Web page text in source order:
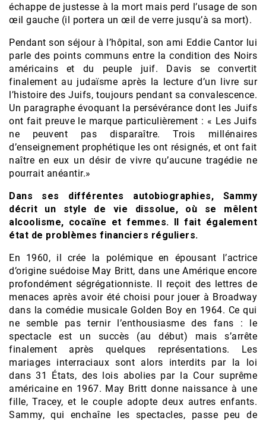
échappe de justesse à la mort mais perd l’usage de son
œil gauche (il portera un œil de verre jusqu’à sa mort).
Pendant son séjour à l’hôpital, son ami Eddie Cantor lui
parle des points communs entre la condition des Noirs
américains et du peuple juif. Davis se convertit
finalement au judaïsme après la lecture d’un livre sur
l’histoire des Juifs, toujours pendant sa convalescence.
Un paragraphe évoquant la persévérance dont les Juifs
ont fait preuve le marque particulièrement : « Les Juifs
ne peuvent pas disparaître. Trois millénaires
d’enseignement prophétique les ont résignés, et ont fait
naître en eux un désir de vivre qu’aucune tragédie ne
pourrait anéantir.»
Dans ses différentes autobiographies, Sammy
décrit un style de vie dissolue, où se mêlent
alcoolisme, cocaïne et femmes. Il fait également
état de problèmes financiers réguliers.
En 1960, il crée la polémique en épousant l’actrice
d’origine suédoise May Britt, dans une Amérique encore
profondément ségrégationniste. Il reçoit des lettres de
menaces après avoir été choisi pour jouer à Broadway
dans la comédie musicale Golden Boy en 1964. Ce qui
ne semble pas ternir l’enthousiasme des fans : le
spectacle est un succès (au début) mais s’arrête
finalement après quelques représentations. Les
mariages interraciaux sont alors interdits par la loi
dans 31 États, des lois abolies par la Cour suprême
américaine en 1967. May Britt donne naissance à une
fille, Tracey, et le couple adopte deux autres enfants.
Sammy, qui enchaîne les spectacles, passe peu de